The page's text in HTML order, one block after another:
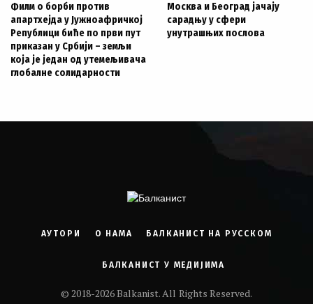
Филм о борби против
апартхејда у Јужноафричкој
Републици биће по први пут
приказан у Србији – земљи
која је један од утемељивача
глобалне солидарности
Москва и Београд јачају
сарадњу у сфери
унутрашњих послова
АУТОРИ О НАМА БАЛКАНИСТ НА РУССКОМ
БАЛКАНИСТ У МЕДИЈИМА
© 2018-2026 Balkanist. All Rights Reserved.